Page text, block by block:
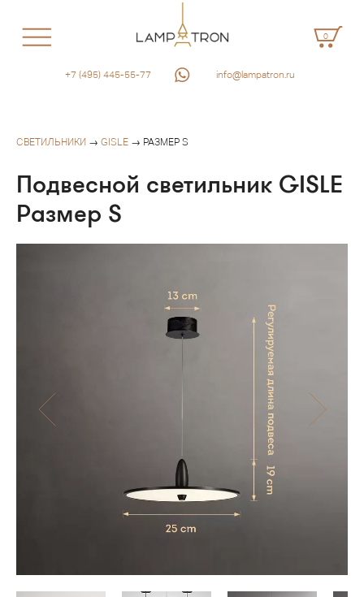
0
+7 (495) 445-55-77 info@lampatron.ru
СВЕТИЛЬНИКИ → GISLE → РАЗМЕР S
Подвесной светильник GISLE
Размер S